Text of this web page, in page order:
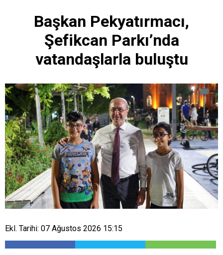
Başkan Pekyatırmacı,
Şefikcan Parkı’nda
vatandaşlarla buluştu
Ekl. Tarihi: 07 Ağustos 2026 15:15